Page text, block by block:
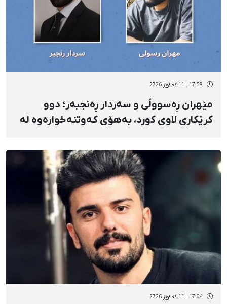
17:58 - 11 گەلاوێژ 2726
مێهران ڕەسووڵی و سەردار ڕەنجبەر؛ دوو
کرێکاری لاوی کورد، بەهۆی کەوتنەخوارەوە لە
17:04 - 11 گەلاوێژ 2726